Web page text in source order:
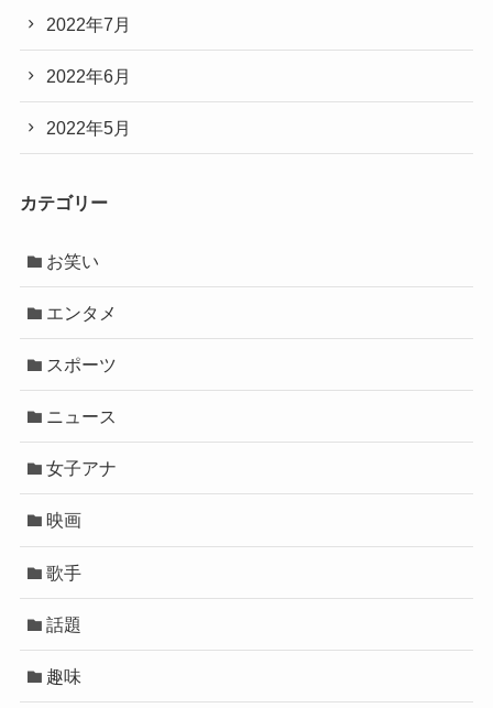
2022年7月
2022年6月
2022年5月
カテゴリー
お笑い
エンタメ
スポーツ
ニュース
女子アナ
映画
歌手
話題
趣味